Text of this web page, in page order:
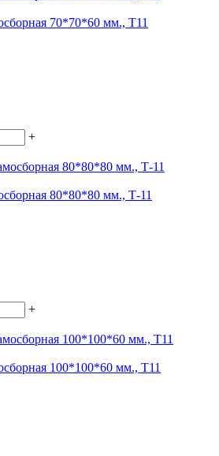
70*70*60 мм., Т11
+
80*80*80 мм., Т-11
+
100*100*60 мм., Т11